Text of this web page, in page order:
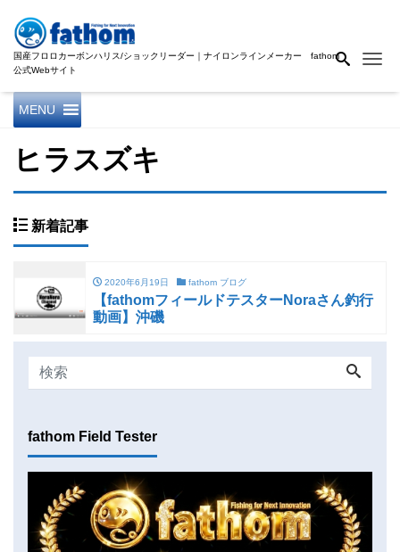
国産フロロカーボンハリス/ショックリーダー｜ナイロンラインメーカー fathom
公式Webサイト
MENU
ヒラスズキ
新着記事
2020年6月19日 fathom ブログ
【fathomフィールドテスターNoraさん釣行
動画】沖磯
fathom Field Tester